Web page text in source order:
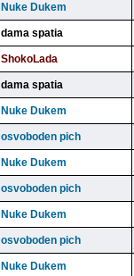
Nuke Dukem
dama spatia
ShokoLada
dama spatia
Nuke Dukem
osvoboden pich
Nuke Dukem
osvoboden pich
Nuke Dukem
osvoboden pich
Nuke Dukem